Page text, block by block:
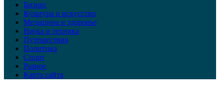
Бизнес
Культура и искусство
Медицина и здоровье
Наука и техника
Путешествия
Политика
Спорт
Разное
Карта сайта